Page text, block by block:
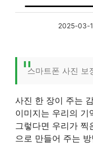
2025-03-
스마트폰 사진 보
사진 한 장이 주는
이미지는 우리의 기
그렇다면 우리가 찍
으로 만들어 주는